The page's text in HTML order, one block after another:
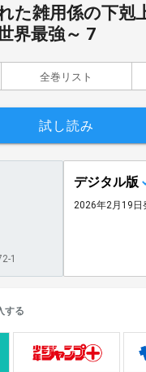
た雑用係の下剋
界最強～ 7
全巻リスト
試し読み
1
デジタル版
2026年2月19日
する